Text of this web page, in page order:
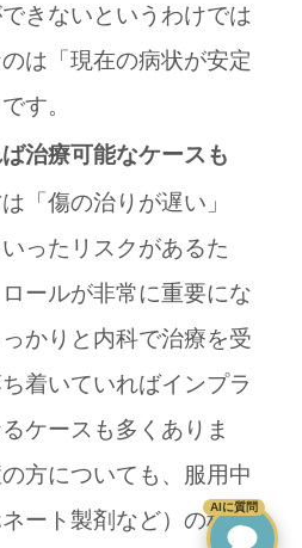
きないというわけでは
は「現在の病状が安定
す。
治療可能なケースも
「傷の治りが遅い」
ったリスクがあるた
ールが非常に重要にな
かりと内科で治療を受
着いていればインプラ
ケースも多くありま
方についても、服用中
ート製剤など）の種類
AIに質問